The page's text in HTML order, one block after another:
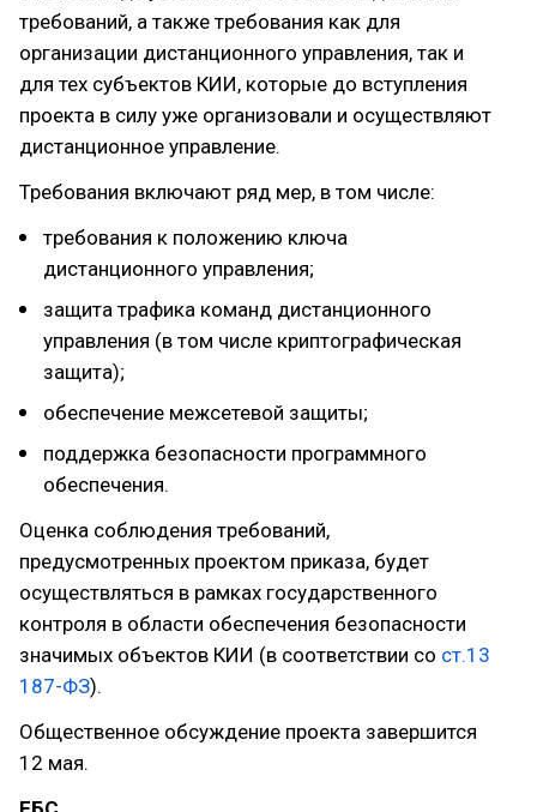
требований, а также требования как для
организации дистанционного управления, так и
для тех субъектов КИИ, которые до вступления
проекта в силу уже организовали и осуществляют
дистанционное управление.
Требования включают ряд мер, в том числе:
требования к положению ключа
дистанционного управления;
защита трафика команд дистанционного
управления (в том числе криптографическая
защита);
обеспечение межсетевой защиты;
поддержка безопасности программного
обеспечения.
Оценка соблюдения требований,
предусмотренных проектом приказа, будет
осуществляться в рамках государственного
контроля в области обеспечения безопасности
значимых объектов КИИ (в соответствии со ст.13
187-ФЗ).
Общественное обсуждение проекта завершится
12 мая.